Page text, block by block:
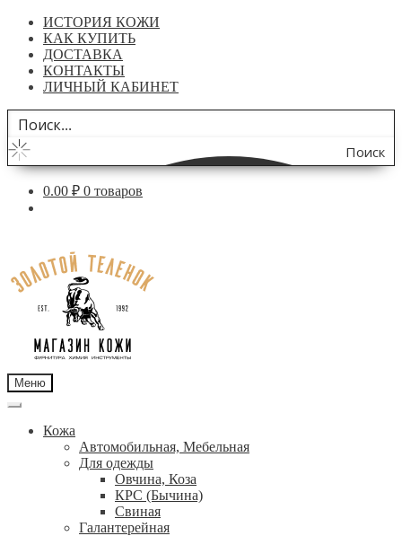
ИСТОРИЯ КОЖИ
КАК КУПИТЬ
ДОСТАВКА
КОНТАКТЫ
ЛИЧНЫЙ КАБИНЕТ
Поиск
по
0.00 ₽ 0 товаров
навигации
содержимому
Меню
Кожа
Автомобильная, Мебельная
Для одежды
Овчина, Коза
КРС (Бычина)
Свиная
Галантерейная